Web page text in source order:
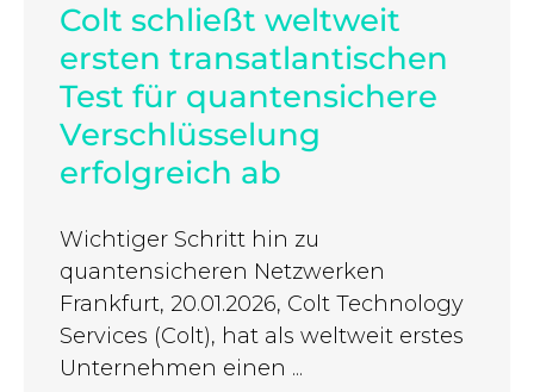
Colt schließt weltweit
ersten transatlantischen
Test für quantensichere
Verschlüsselung
erfolgreich ab
Wichtiger Schritt hin zu
quantensicheren Netzwerken
Frankfurt, 20.01.2026, Colt Technology
Services (Colt), hat als weltweit erstes
Unternehmen einen ...